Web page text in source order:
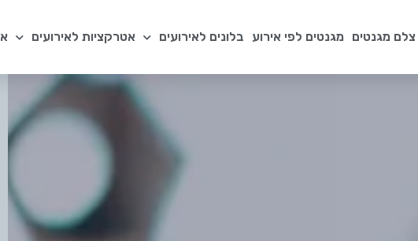
צלם מגנטים מגנטים לפי אירוע בלונים לאירועים אטרקציות לאירועים